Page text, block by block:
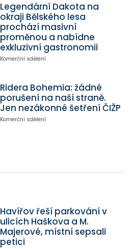
Legendární Dakota na
okraji Bělského lesa
prochází masivní
proměnou a nabídne
exkluzivní gastronomii
Komerční sdělení
Ridera Bohemia: žádné
porušení na naší straně.
Jen nezákonné šetření ČIŽP
Komerční sdělení
Havířov řeší parkování v
ulicích Haškova a M.
Majerové, místní sepsali
petici